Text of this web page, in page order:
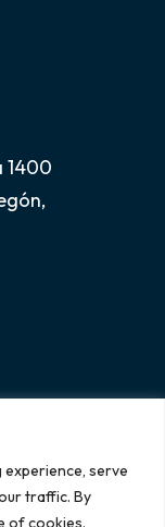
serve
traffic. By
of cookies.
1400